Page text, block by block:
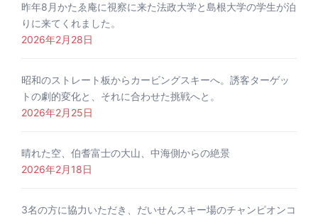
昨年8月かたゑ庵に視察に来た法政大学と島根大学の学生が泊
りに来てくれました。
2026年2月28日
昭和のストレート板からカービングスキーへ。誘客ターゲッ
トの劇的変化と、それに合わせた挑戦へと。
2026年2月25日
晴れた空、伯耆富士の大山、中海側からの絶景
2026年2月18日
3名の方に協力いただき、だいせんスキー場のチャンピオンコ